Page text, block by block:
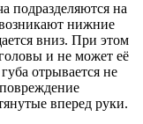
подразделяются на
нижние
вниз. При этом
и не может её
отрывается не
вперед руки.